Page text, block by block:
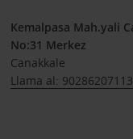
Kemalpasa Mah.yali
No:31 Merkez
Canakkale
Llama al: